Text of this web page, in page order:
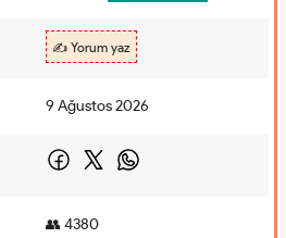
✍️ Yorum yaz
9 Ağustos 2026
👥 4380